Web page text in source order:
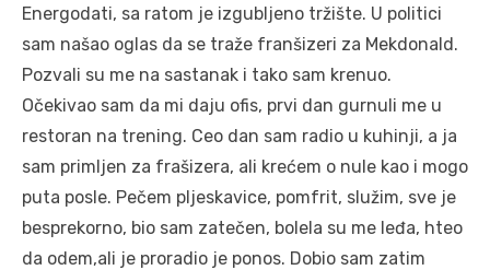
Energodati, sa ratom je izgubljeno tržište. U politici
sam našao oglas da se traže franšizeri za Mekdonald.
Pozvali su me na sastanak i tako sam krenuo.
Očekivao sam da mi daju ofis, prvi dan gurnuli me u
restoran na trening. Ceo dan sam radio u kuhinji, a ja
sam primljen za frašizera, ali krećem o nule kao i mogo
puta posle. Pečem pljeskavice, pomfrit, služim, sve je
besprekorno, bio sam zatečen, bolela su me leđa, hteo
da odem,ali je proradio je ponos. Dobio sam zatim